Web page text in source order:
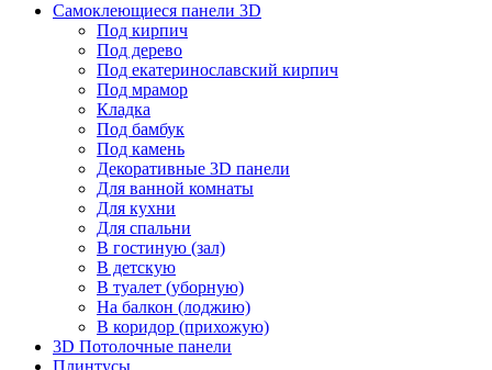
Самоклеющиеся панели 3D
Под кирпич
Под дерево
Под екатеринославский кирпич
Под мрамор
Кладка
Под бамбук
Под камень
Декоративные 3D панели
Для ванной комнаты
Для кухни
Для спальни
В гостиную (зал)
В детскую
В туалет (уборную)
На балкон (лоджию)
В коридор (прихожую)
3D Потолочные панели
Плинтусы